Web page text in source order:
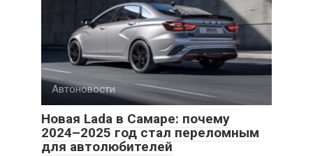
Автоновости
Новая Lada в Самаре: почему
2024–2025 год стал переломным
для автолюбителей